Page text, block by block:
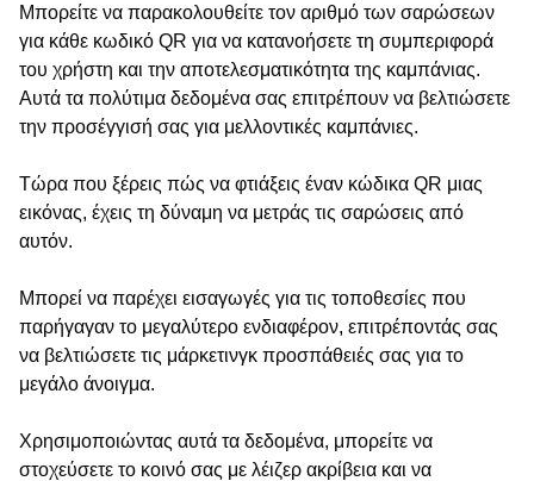
Μπορείτε να παρακολουθείτε τον αριθμό των σαρώσεων
για κάθε κωδικό QR για να κατανοήσετε τη συμπεριφορά
του χρήστη και την αποτελεσματικότητα της καμπάνιας.
Αυτά τα πολύτιμα δεδομένα σας επιτρέπουν να βελτιώσετε
την προσέγγισή σας για μελλοντικές καμπάνιες.
Τώρα που ξέρεις πώς να φτιάξεις έναν κώδικα QR μιας
εικόνας, έχεις τη δύναμη να μετράς τις σαρώσεις από
αυτόν.
Μπορεί να παρέχει εισαγωγές για τις τοποθεσίες που
παρήγαγαν το μεγαλύτερο ενδιαφέρον, επιτρέποντάς σας
να βελτιώσετε τις μάρκετινγκ προσπάθειές σας για το
μεγάλο άνοιγμα.
Χρησιμοποιώντας αυτά τα δεδομένα, μπορείτε να
στοχεύσετε το κοινό σας με λέιζερ ακρίβεια και να